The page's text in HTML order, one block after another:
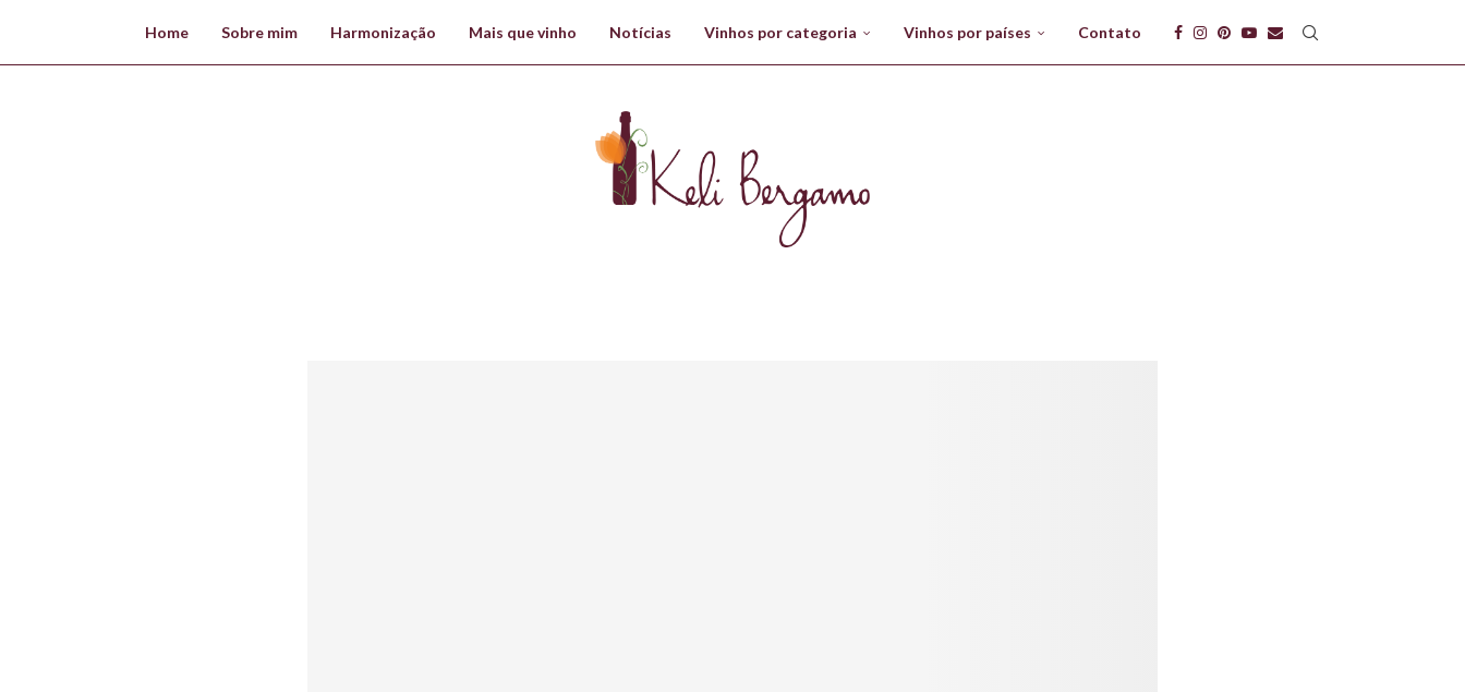
Home Sobre mim Harmonização Mais que vinho Notícias Vinhos por categoria Vinhos por países Contato